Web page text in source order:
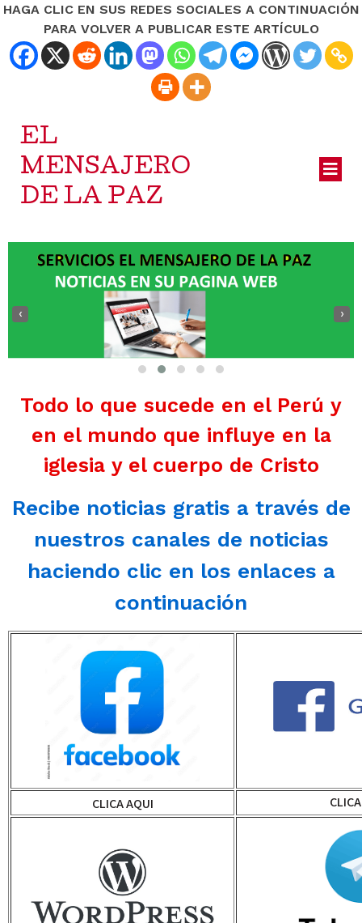
HAGA CLIC EN SUS REDES SOCIALES A CONTINUACIÓN
PARA VOLVER A PUBLICAR ESTE ARTÍCULO
EL
MENSAJERO
DE LA PAZ
‹ ›
Todo lo que sucede en el Perú y
en el mundo que influye en la
iglesia y el cuerpo de Cristo
Recibe noticias gratis a través de
nuestros canales de noticias
haciendo clic en los enlaces a
continuación
CLICA AQUI